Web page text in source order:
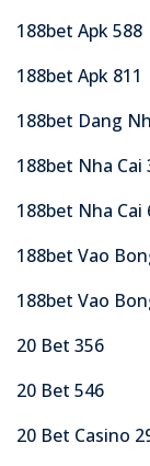
188bet Apk 588
188bet Apk 811
188bet Dang
188bet Nha Cai
188bet Nha Cai
188bet Vao
188bet Vao
20 Bet 356
20 Bet 546
20 Bet Casino